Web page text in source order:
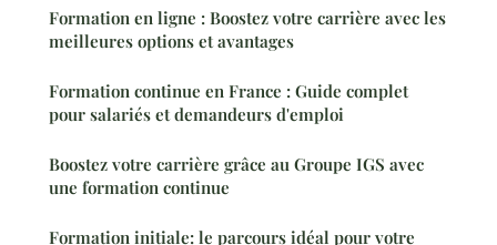
Formation en ligne : Boostez votre carrière avec les
meilleures options et avantages
Formation continue en France : Guide complet
pour salariés et demandeurs d'emploi
Boostez votre carrière grâce au Groupe IGS avec
une formation continue
Formation initiale: le parcours idéal pour votre